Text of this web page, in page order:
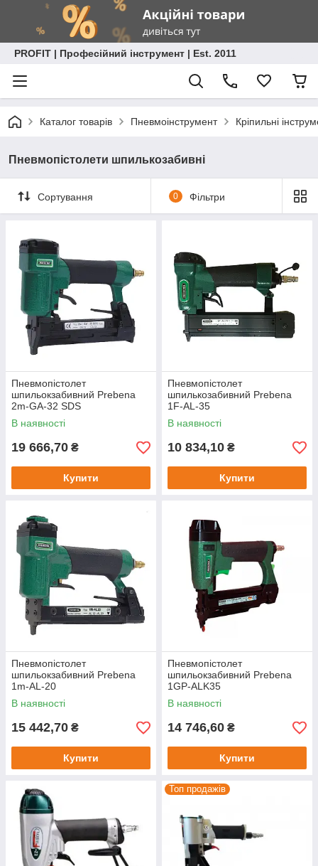
PROFIT | Професійний інструмент | Est. 2011
Каталог товарів Пневмоінструмент Кріпильні
Пневмопістолети шпилькозабивні
Сортування 0 Фільтри
Пневмопістолет
шпильокзабивний Prebena
2m-GA-32 SDS
В наявності
19 666,70 ₴
Купити
Пневмопістолет
шпилькозабивний Prebena
1F-AL-35
В наявності
10 834,10 ₴
Купити
Пневмопістолет
шпильокзабивний Prebena
1m-AL-20
В наявності
15 442,70 ₴
Купити
Пневмопістолет
шпильокзабивний Prebena
1GP-ALK35
В наявності
14 746,60 ₴
Купити
Топ продажів